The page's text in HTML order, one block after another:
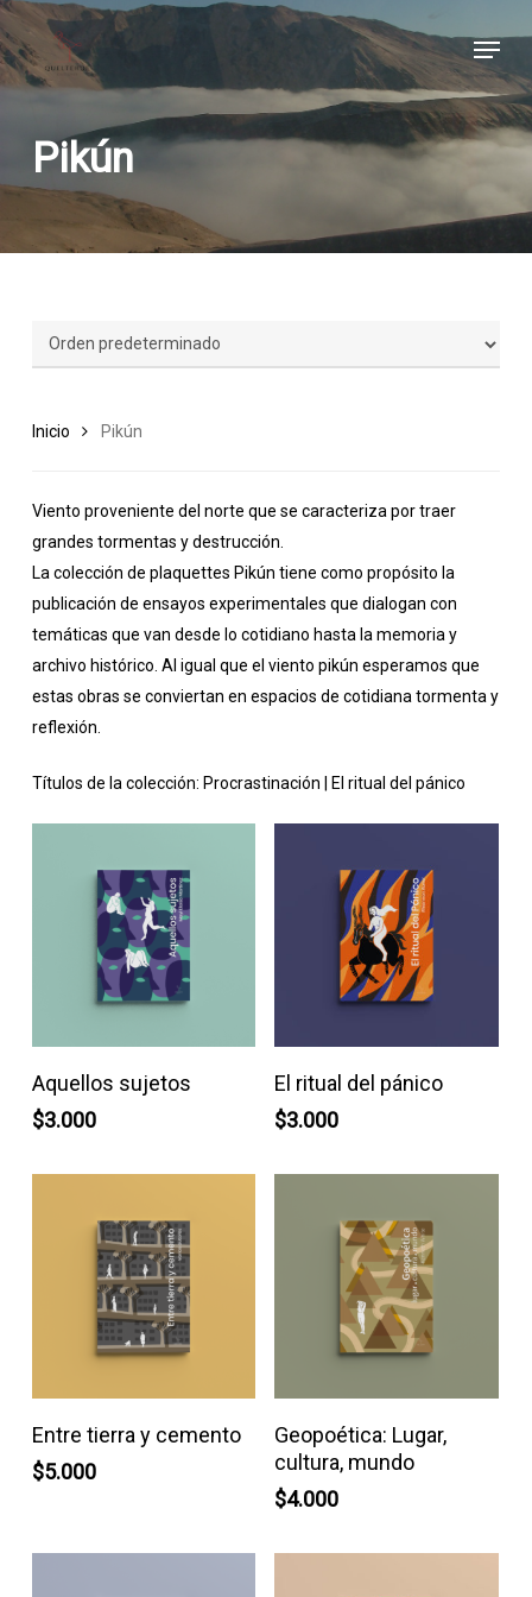
Skip
to
main
Menu
Pikún
Inicio Pikún
Viento proveniente del norte que se caracteriza por traer
grandes tormentas y destrucción.
La colección de plaquettes Pikún tiene como propósito la
publicación de ensayos experimentales que dialogan con
temáticas que van desde lo cotidiano hasta la memoria y
archivo histórico. Al igual que el viento pikún esperamos que
estas obras se conviertan en espacios de cotidiana tormenta y
reflexión.
Títulos de la colección: Procrastinación | El ritual del pánico
Leer Más
Aquellos sujetos
$3.000
Añadir Al Carrito
El ritual del pánico
$3.000
Añadir Al Carrito
Entre tierra y cemento
$5.000
Añadir Al Carrito
Geopoética: Lugar,
cultura, mundo
$4.000